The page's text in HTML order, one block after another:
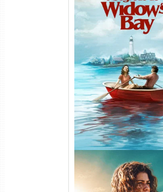
O Segredo de
1ª Temporada
WEB-DL 1080p